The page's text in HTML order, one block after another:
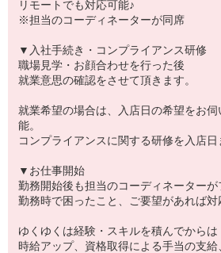
リモートでも対応可能♪
※担当のコーディネーターが同席
▼入社手続き・コンプライアンス研修
職場見学・お顔合わせを行った後
就業意思の確認をさせて頂きます。
就業希望の場合は、入店日の希望をお
能。
コンプライアンスに関する研修を入店日
▼お仕事開始
勤務開始後も担当のコーディネーターが
勤務時で困ったこと、ご要望があれば対
ゆくゆくは経験・スキルを積んでからは
時給アップ、資格取得による手当の支